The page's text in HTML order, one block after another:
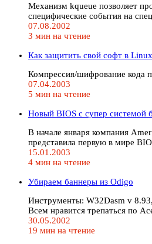
Механизм kqueue позволяет
специфические события на
07.08.2002
3 мин на чтение
Как защитить свой софт в
Компрессия/шифрование кода
07.04.2003
5 мин на чтение
Новый BIOS с супер системой
В начале января компания
представила первую в мире
15.01.2003
4 мин на чтение
Убираем баннеры из Odigo
Инструменты: W32Dasm v
Всем нравится трепаться по
30.05.2002
19 мин на чтение